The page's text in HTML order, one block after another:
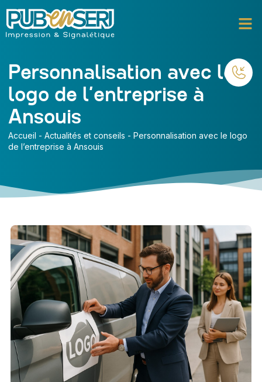
Personnalisation avec le
logo de l’entreprise à
Ansouis
Accueil - Actualités et conseils - Personnalisation avec le logo
de l’entreprise à Ansouis